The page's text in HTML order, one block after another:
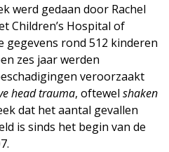
werd gedaan door Rachel
Children’s Hospital of
gegevens rond 512 kinderen
zes jaar werden
veroorzaakt
head trauma, oftewel shaken
dat het aantal gevallen
is sinds het begin van de